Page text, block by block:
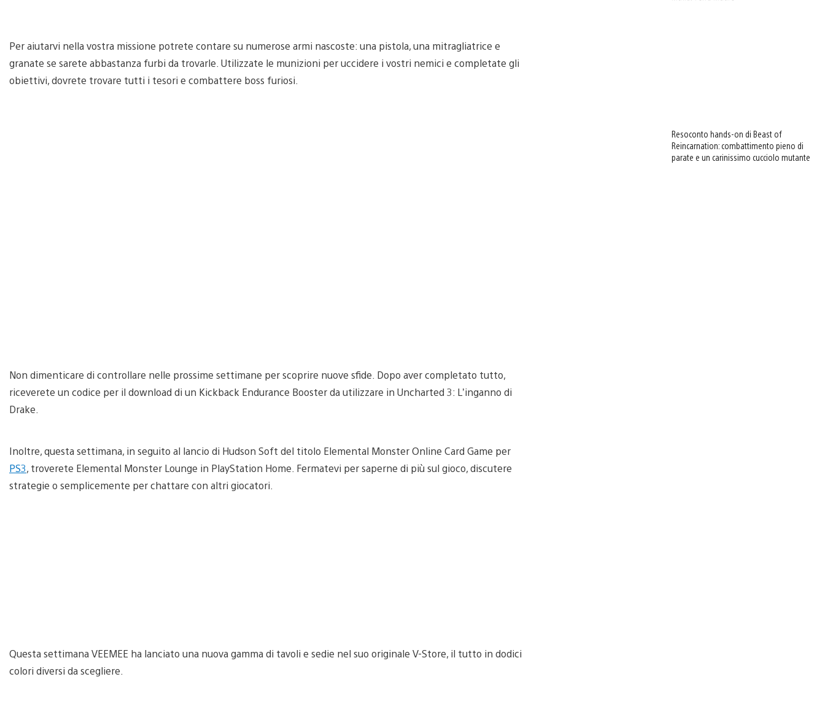
Per aiutarvi nella vostra missione potrete contare su numerose armi nascoste: una pistola, una mitragliatrice e
granate se sarete abbastanza furbi da trovarle. Utilizzate le munizioni per uccidere i vostri nemici e completate gli
obiettivi, dovrete trovare tutti i tesori e combattere boss furiosi.
Non dimenticare di controllare nelle prossime settimane per scoprire nuove sfide. Dopo aver completato tutto,
riceverete un codice per il download di un Kickback Endurance Booster da utilizzare in Uncharted 3: L’inganno di
Drake.
Inoltre, questa settimana, in seguito al lancio di Hudson Soft del titolo Elemental Monster Online Card Game per
PS3, troverete Elemental Monster Lounge in PlayStation Home. Fermatevi per saperne di più sul gioco, discutere
strategie o semplicemente per chattare con altri giocatori.
Questa settimana VEEMEE ha lanciato una nuova gamma di tavoli e sedie nel suo originale V-Store, il tutto in dodici
colori diversi da scegliere.
Resoconto hands-on di Beast of
Reincarnation: combattimento pieno di
parate e un carinissimo cucciolo mutante